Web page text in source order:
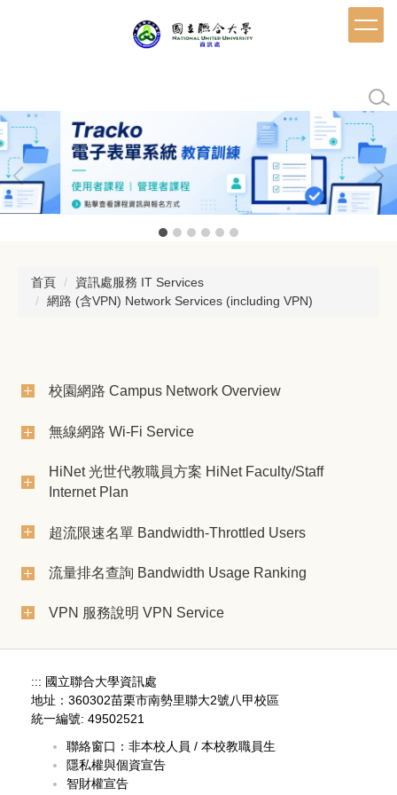
區
首頁
資訊處服務 IT Services
網路 (含VPN) Network Services (including VPN)
校園網路 Campus Network Overview
無線網路 Wi-Fi Service
HiNet 光世代教職員方案 HiNet Faculty/Staff
Internet Plan
超流限速名單 Bandwidth-Throttled Users
流量排名查詢 Bandwidth Usage Ranking
VPN 服務說明 VPN Service
::: 國立聯合大學資訊處
地址：360302苗栗市南勢里聯大2號八甲校區
統一編號: 49502521
聯絡窗口： 非本校人員 / 本校教職員生
隱私權與個資宣告
智財權宣告